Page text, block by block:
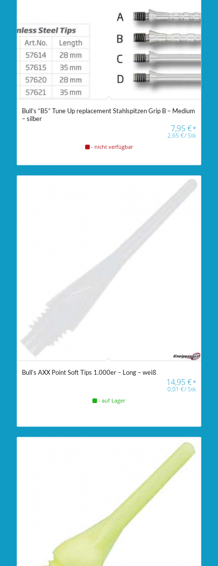
Bull’s “B5” Tune Up replacement Stahlspitzen Grip B – Medium
– silber
7,95€*
2,65€/Stk
- nicht verfügbar
Bull’s AXX Point Soft Tips 1.000er – Long – weiß
14,95€*
0,01€/Stk
- auf Lager